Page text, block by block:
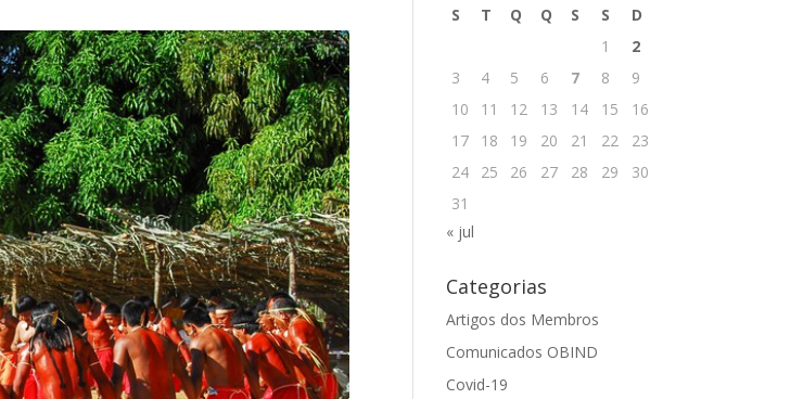
S T Q Q S S
D
1
2
3
4 5 6 7 8
9
10
11 12 13 14 15
16
17
18 19 20 21 22
23
24
25 26 27 28 29
30
31
« jul
Categorias
Artigos dos Membros
Comunicados OBIND
Covid-19